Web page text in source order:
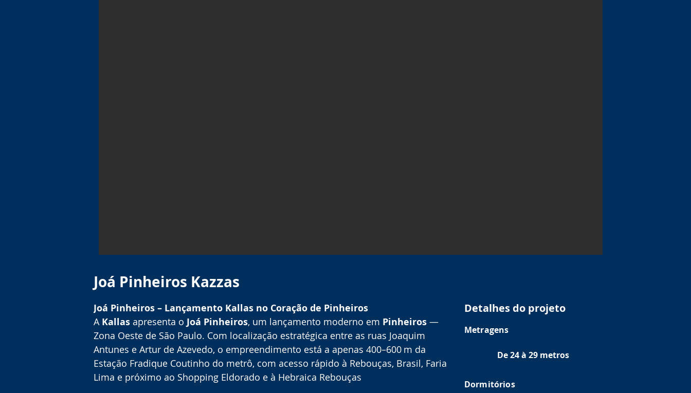
Joá Pinheiros Kazzas
Joá Pinheiros – Lançamento Kallas no Coração de Pinheiros
A Kallas apresenta o Joá Pinheiros, um lançamento moderno em Pinheiros —
Zona Oeste de São Paulo. Com localização estratégica entre as ruas Joaquim
Antunes e Artur de Azevedo, o empreendimento está a apenas 400–600 m da
Estação Fradique Coutinho do metrô, com acesso rápido à Rebouças, Brasil, Faria
Lima e próximo ao Shopping Eldorado e à Hebraica Rebouças
Detalhes do projeto
Metragens
De 24 à 29 metros
Dormitórios